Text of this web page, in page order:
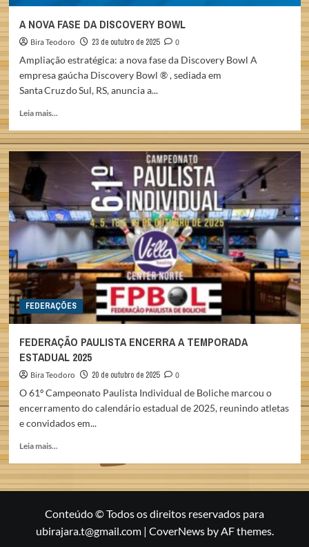
A NOVA FASE DA DISCOVERY BOWL
Bira Teodoro 23 de outubro de 2025
0
Ampliação estratégica: a nova fase da Discovery Bowl A
empresa gaúcha Discovery Bowl ® , sediada em
Santa Cruz do Sul, RS, anuncia a...
Leia mais...
about
A
NOVA
DISCOVERY
BOWL
FEDERAÇÕES
FEDERAÇÃO PAULISTA ENCERRA A TEMPORADA
ESTADUAL 2025
Bira Teodoro 20 de outubro de 2025
0
O 61º Campeonato Paulista Individual de Boliche marcou o
encerramento do calendário estadual de 2025, reunindo atletas
e convidados em...
Leia mais...
FEDERAÇÃO
ENCERRA
TEMPORADA
Conteúdo © Todos os direitos reservados para
ubirajara.t@gmail.com | CoverNewsby AF themes.